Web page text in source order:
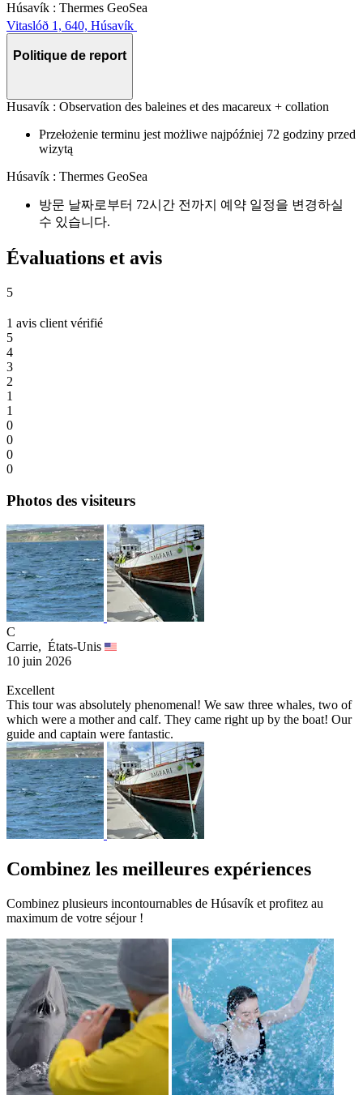
Húsavík : Thermes GeoSea
Vitaslóð 1, 640, Húsavík
Politique de report
Husavík : Observation des baleines et des macareux + collation
Przełożenie terminu jest możliwe najpóźniej 72 godziny przed
wizytą
Húsavík : Thermes GeoSea
방문 날짜로부터 72시간 전까지 예약 일정을 변경하실
수 있습니다.
Évaluations et avis
5
1 avis client vérifié
5
4
3
2
1
1
0
0
0
0
Photos des visiteurs
C
Carrie, États-Unis
10 juin 2026
Excellent
This tour was absolutely phenomenal! We saw three whales, two of
which were a mother and calf. They came right up by the boat! Our
guide and captain were fantastic.
Combinez les meilleures expériences
Combinez plusieurs incontournables de Húsavík et profitez au
maximum de votre séjour !